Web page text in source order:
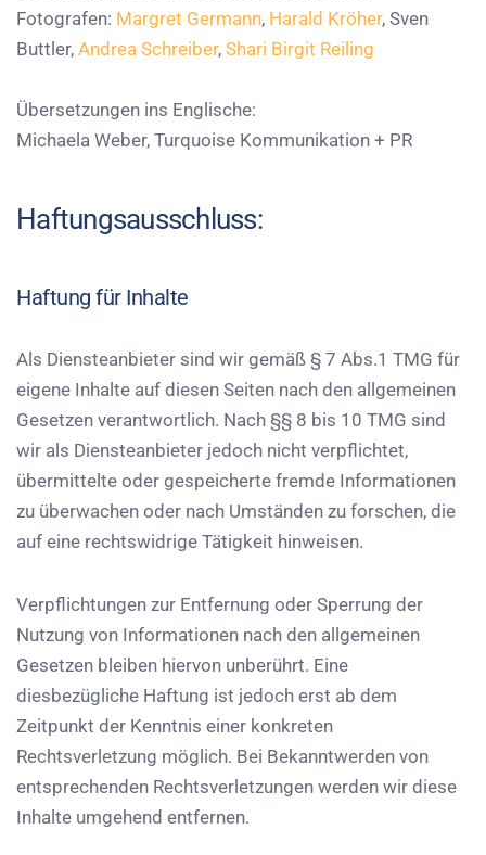
Fotografen: Margret Germann, Harald Kröher, Sven
Buttler, Andrea Schreiber, Shari Birgit Reiling
Übersetzungen ins Englische:
Michaela Weber, Turquoise Kommunikation + PR
Haftungsausschluss:
Haftung für Inhalte
Als Diensteanbieter sind wir gemäß § 7 Abs.1 TMG für
eigene Inhalte auf diesen Seiten nach den allgemeinen
Gesetzen verantwortlich. Nach §§ 8 bis 10 TMG sind
wir als Diensteanbieter jedoch nicht verpflichtet,
übermittelte oder gespeicherte fremde Informationen
zu überwachen oder nach Umständen zu forschen, die
auf eine rechtswidrige Tätigkeit hinweisen.
Verpflichtungen zur Entfernung oder Sperrung der
Nutzung von Informationen nach den allgemeinen
Gesetzen bleiben hiervon unberührt. Eine
diesbezügliche Haftung ist jedoch erst ab dem
Zeitpunkt der Kenntnis einer konkreten
Rechtsverletzung möglich. Bei Bekanntwerden von
entsprechenden Rechtsverletzungen werden wir diese
Inhalte umgehend entfernen.